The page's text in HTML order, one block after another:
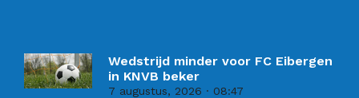
Wedstrijd minder voor FC Eibergen
in KNVB beker
7 augustus, 2026 08:47